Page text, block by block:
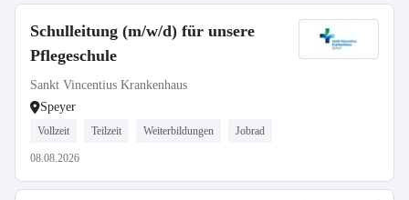
Schulleitung (m/w/d) für unsere
Pflegeschule
Sankt Vincentius Krankenhaus
Speyer
Vollzeit Teilzeit Weiterbildungen Jobrad
08.08.2026